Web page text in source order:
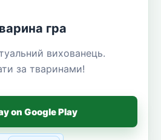
гра
вихованець.
за тваринами!
on Google Play